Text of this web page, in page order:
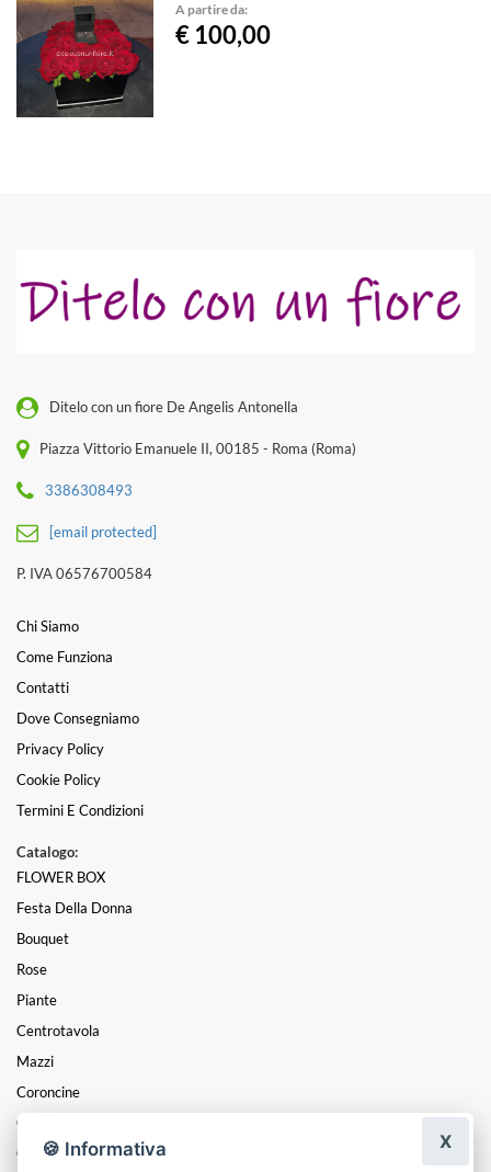
A partire da:
€ 100,00
Ditelo con un fiore De Angelis Antonella
Piazza Vittorio Emanuele II, 00185 - Roma (Roma)
3386308493
[email protected]
P. IVA 06576700584
Chi Siamo
Come Funziona
Contatti
Dove Consegniamo
Privacy Policy
Cookie Policy
Termini E Condizioni
Catalogo:
FLOWER BOX
Festa Della Donna
Bouquet
Rose
Piante
Centrotavola
Mazzi
Coroncine
Composizioni
Cesti🍪 Informativa X